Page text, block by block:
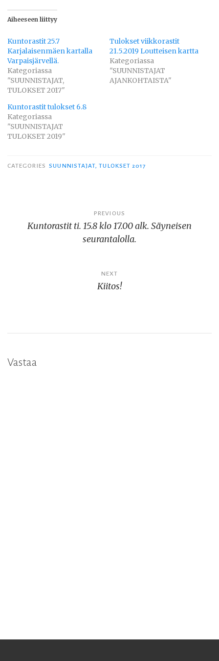
Aiheeseen liittyy
Kuntorastit 25.7
Karjalaisenmäen kartalla
Varpaisjärvellä.
Kategoriassa
"SUUNNISTAJAT,
TULOKSET 2017"
Tulokset viikkorastit
21.5.2019 Loutteisen kartta
Kategoriassa
"SUUNNISTAJAT
AJANKOHTAISTA"
Kuntorastit tulokset 6.8
Kategoriassa
"SUUNNISTAJAT
TULOKSET 2019"
CATEGORIES SUUNNISTAJAT, TULOKSET 2017
selaus
PREVIOUS
Kuntorastit ti. 15.8 klo 17.00 alk. Säyneisen
seurantalolla.
NEXT
Kiitos!
Vastaa